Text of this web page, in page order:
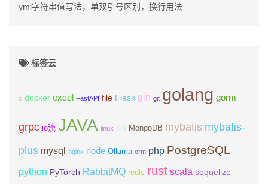
yml字符串值写法，单双引号区别，换行用法
标签云
c docker excel FastAPI file Flask gin git golang gorm
grpc io流 JAVA linux lua MongoDB mybatis mybatis-
plus mysql nginx node Ollama orm php PostgreSQL
python PyTorch RabbitMQ redis rust scala sequelize